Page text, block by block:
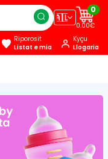
🇦🇱
0
0.00€
Riporosit
Listat e mia
Kyçu
Llogaria